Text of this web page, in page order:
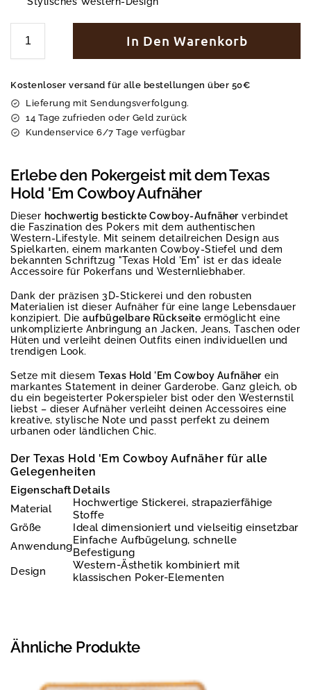
In Den Warenkorb
Kostenloser versand für alle bestellungen über 50€
Lieferung mit Sendungsverfolgung.
14 Tage zufrieden oder Geld zurück
Kundenservice 6/7 Tage verfügbar
Erlebe den Pokergeist mit dem Texas
Hold 'Em Cowboy Aufnäher
Dieser hochwertig bestickte Cowboy-Aufnäher verbindet
die Faszination des Pokers mit dem authentischen
Western-Lifestyle. Mit seinem detailreichen Design aus
Spielkarten, einem markanten Cowboy-Stiefel und dem
bekannten Schriftzug "Texas Hold 'Em" ist er das ideale
Accessoire für Pokerfans und Westernliebhaber.
Dank der präzisen 3D-Stickerei und den robusten
Materialien ist dieser Aufnäher für eine lange Lebensdauer
konzipiert. Die aufbügelbare Rückseite ermöglicht eine
unkomplizierte Anbringung an Jacken, Jeans, Taschen oder
Hüten und verleiht deinen Outfits einen individuellen und
trendigen Look.
Setze mit diesem Texas Hold 'Em Cowboy Aufnäher ein
markantes Statement in deiner Garderobe. Ganz gleich, ob
du ein begeisterter Pokerspieler bist oder den Westernstil
liebst – dieser Aufnäher verleiht deinen Accessoires eine
kreative, stylische Note und passt perfekt zu deinem
urbanen oder ländlichen Chic.
Der Texas Hold 'Em Cowboy Aufnäher für alle
Gelegenheiten
EigenschaftDetails
Material
Hochwertige Stickerei, strapazierfähige
Stoffe
Größe
Ideal dimensioniert und vielseitig einsetzbar
AnwendungEinfache Aufbügelung, schnelle
Befestigung
Design
Western-Ästhetik kombiniert mit
klassischen Poker-Elementen
Ähnliche Produkte